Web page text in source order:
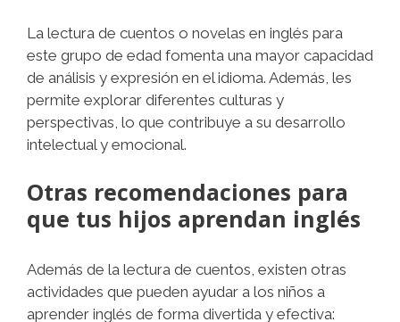
La lectura de cuentos o novelas en inglés para
este grupo de edad fomenta una mayor capacidad
de análisis y expresión en el idioma. Además, les
permite explorar diferentes culturas y
perspectivas, lo que contribuye a su desarrollo
intelectual y emocional.
Otras recomendaciones para
que tus hijos aprendan inglés
Además de la lectura de cuentos, existen otras
actividades que pueden ayudar a los niños a
aprender inglés de forma divertida y efectiva: